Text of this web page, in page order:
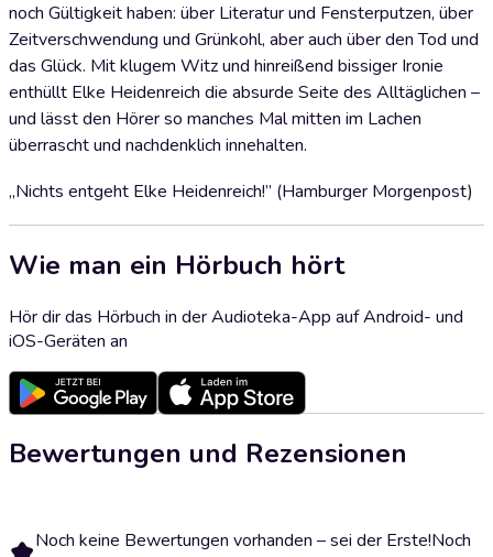
noch Gültigkeit haben: über Literatur und Fensterputzen, über
Zeitverschwendung und Grünkohl, aber auch über den Tod und
das Glück. Mit klugem Witz und hinreißend bissiger Ironie
enthüllt Elke Heidenreich die absurde Seite des Alltäglichen –
und lässt den Hörer so manches Mal mitten im Lachen
überrascht und nachdenklich innehalten.
„Nichts entgeht Elke Heidenreich!” (Hamburger Morgenpost)
Wie man ein Hörbuch hört
Hör dir das Hörbuch in der Audioteka-App auf Android- und
iOS-Geräten an
Bewertungen und Rezensionen
Noch keine Bewertungen vorhanden – sei der Erste!Noch